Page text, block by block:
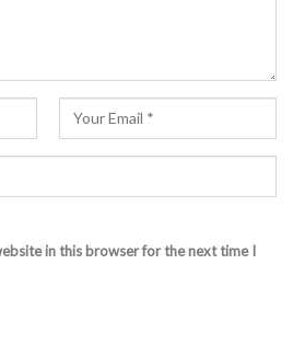
in this browser for the next time I